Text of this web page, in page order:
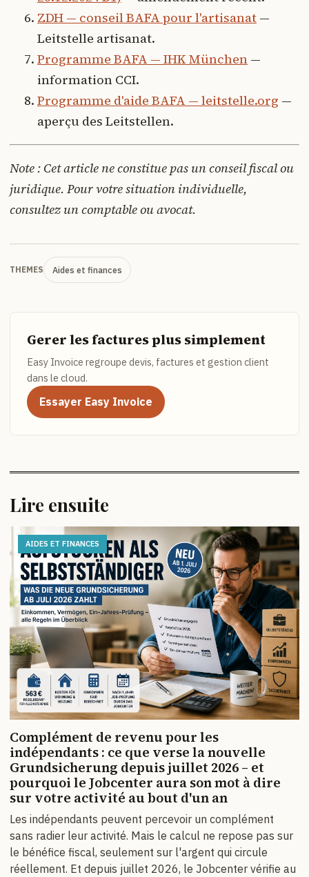
ZDH — conseil BAFA pour l'artisanat —
Leitstelle artisanat.
Programme BAFA — IHK München —
information CCI.
Programme d'aide BAFA — leitstelle.org —
aperçu des Leitstellen.
Note : Cet article ne constitue pas un conseil fiscal ou
juridique. Pour votre situation individuelle,
consultez un comptable ou avocat.
THEMES Aides et finances
Gerer les factures plus simplement
Easy Invoice regroupe devis, factures et gestion client
dans le cloud.
Essayer Easy Invoice
Lire ensuite
AIDES ET FINANCES
Complément de revenu pour les
indépendants : ce que verse la nouvelle
Grundsicherung depuis juillet 2026 – et
pourquoi le Jobcenter aura son mot à dire
sur votre activité au bout d'un an
Les indépendants peuvent percevoir un complément
sans radier leur activité. Mais le calcul ne repose pas sur
le bénéfice fiscal, seulement sur l'argent qui circule
réellement. Et depuis juillet 2026, le Jobcenter vérifie au